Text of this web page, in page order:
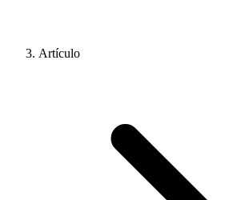
Artículo